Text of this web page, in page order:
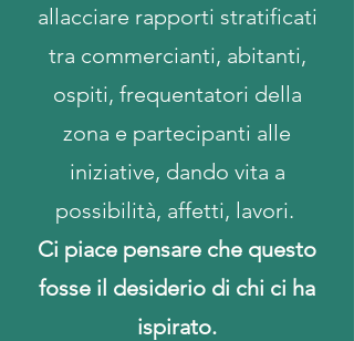
allacciare rapporti stratificati
tra commercianti, abitanti,
ospiti, frequentatori della
zona e partecipanti alle
iniziative, dando vita a
possibilità, affetti, lavori.
Ci piace pensare che questo
fosse il desiderio di chi ci ha
ispirato.